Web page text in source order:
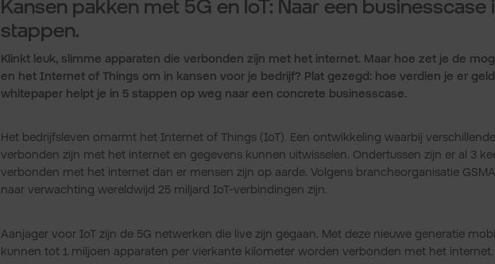
Kansen pakken met 5G en IoT: Naar een businesscase
stappen.
Klinkt leuk, slimme apparaten die verbonden zijn met het internet. Maar hoe zet je de
en het Internet of Things om in kansen voor je bedrijf? Plat gezegd: hoe verdien je er
whitepaper helpt je in 5 stappen op weg naar een concrete businesscase.
Het bedrijfsleven omarmt het Internet of Things (IoT). Een ontwikkeling waarbij
verbonden zijn met het internet en gegevens kunnen uitwisselen. Ondertussen zijn er al 3
verbonden met het internet dan er mensen zijn op aarde. Volgens brancheorganisatie
naar verwachting wereldwijd 25 miljard IoT-verbindingen zijn.
Aanjager voor IoT zijn de 5G netwerken die live zijn gegaan. Met deze nieuwe generatie
kunnen tot 1 miljoen apparaten per vierkante kilometer worden verbonden met het